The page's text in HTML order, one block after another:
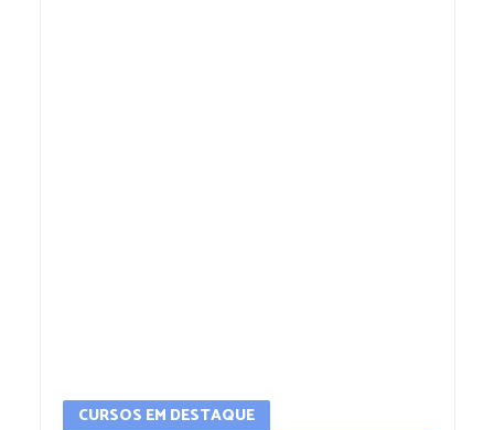
CURSOS EM DESTAQUE